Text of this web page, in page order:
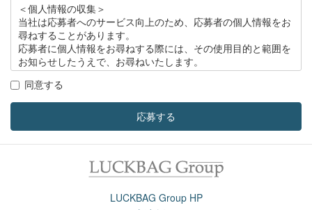
＜個人情報の収集＞
当社は応募者へのサービス向上のため、応募者の個人情報をお
尋ねすることがあります。
応募者に個人情報をお尋ねする際には、その使用目的と範囲を
お知らせしたうえで、お尋ねいたします。
＜個人情報の管理＞
当社は応募者の個人情報の保護のため、社内に個人情報保護責
任者を置き、次を徹底して応募者の個人情報の保護を厳正に行
2. 個人情報への外部からの不正なアクセスを防止します。
3. 個人情報を他の企業、個人に委託しません。
3＜個人情報の開示＞
同意する
応募する
LUCKBAG Group HP